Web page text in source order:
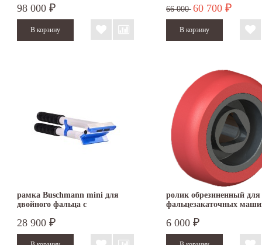
98 000 ₽ 66 000 60 700 ₽
рамка Buschmann mini для
двойного фальца с
28 900 ₽
ролик обрезиненный для
фальцезакаточных
6 000 ₽